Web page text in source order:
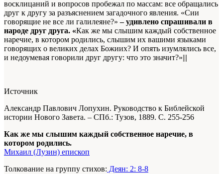
восклицаний и вопросов пробежал по массам: все обращались
друг к другу за разъяснением загадочного явления. «Сии
говорящие не все ли галилеяне?» – удивлено спра­шивали в
народе друг друга. «Как же мы слышим каж­дый собственное
наречие, в котором родились, слышим их вашими языками
говорящих о великих делах Божиих? И опять изумлялись все,
и недоумевая говорили друг другу: что это значит?»|||
Источник
Александр Павлович Лопухин. Руководство к Библейской
истории Нового Завета. – СПб.: Тузов, 1889. С. 255-256
Как же мы слышим каждый собственное наречие, в
котором родились.
Михаил (Лузин) епископ
Толкование на группу стихов: Деян: 2: 8-8